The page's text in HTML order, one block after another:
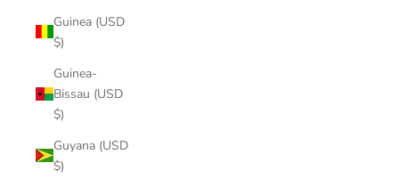
Guinea (USD
$)
Guinea-
Bissau (USD
$)
Guyana (USD
$)